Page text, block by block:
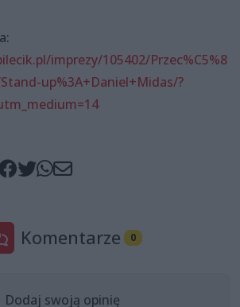
imprezy/105402/Przec%C5%8
up%3A+Daniel+Midas/?
Komentarze 0
Dodaj swoją opinię